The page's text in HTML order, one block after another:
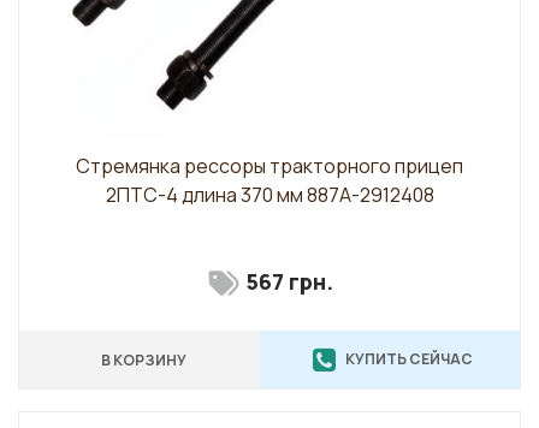
Стремянка рессоры тракторного прицеп
2ПТС-4 длина 370 мм 887А-2912408
567 грн.
КУПИТЬ СЕЙЧАС
В КОРЗИНУ